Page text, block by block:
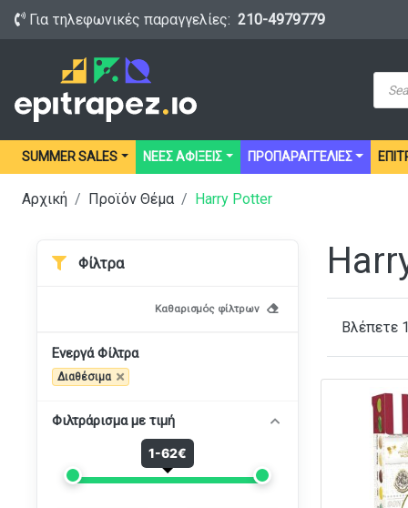
Για τηλεφωνικές παραγγελίες: 210-4979779
SUMMER SALES ΝΕΕΣ ΑΦΙΞΕΙΣ ΠΡΟΠΑΡΑΓΓΕΛΙΕΣ
Αρχική Προϊόν Θέμα Harry Potter
Βλέπετε
Φίλτρα
Καθαρισμός φίλτρων
Ενεργά Φίλτρα
Διαθέσιμα
Φιλτράρισμα με τιμή
1-62€